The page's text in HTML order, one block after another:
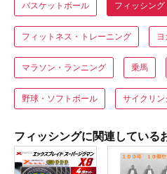
バスケットボール フィッシング
フィットネス・トレーニング ヨ
マラソン・ランニング 乗馬
野球・ソフトボール サイクリン
フィッシングに関連している